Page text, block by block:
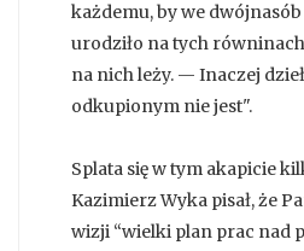
każdemu, by we dwójnasób
urodziło na tych
na nich leży. — Inaczej
odkupionym nie jest".
Splata się w tym akapicie
Kazimierz Wyka pisał, że
wizji “wielki plan prac nad